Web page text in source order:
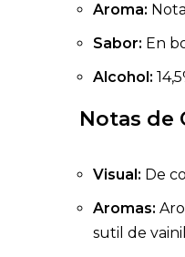
Aroma:
Sabor: En
Alcohol:
Notas de
Visual: De
Aromas:
sutil de